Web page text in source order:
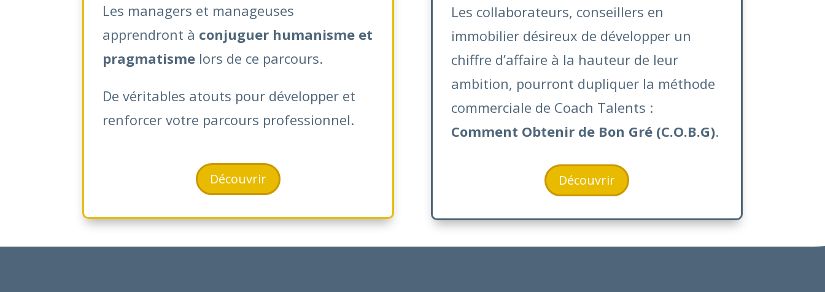
Les managers et manageuses
apprendront à conjuguer humanisme et
pragmatisme lors de ce parcours.
De véritables atouts pour développer et
renforcer votre parcours professionnel.
Découvrir
Les collaborateurs, conseillers en
immobilier désireux de développer un
chiffre d’affaire à la hauteur de leur
ambition, pourront dupliquer la méthode
commerciale de Coach Talents :
Comment Obtenir de Bon Gré (C.O.B.G).
Découvrir